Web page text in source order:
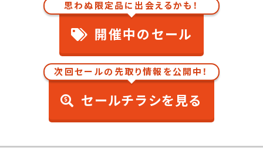
思わぬ限定品に出会えるかも！
開催中のセール
次回セールの先取り情報を公開中！
セールチラシを見る